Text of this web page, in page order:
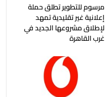
مرسوم للتطوير تطلق حملة
إعلانية غير تقليدية تمهد
لإطلاق مشروعها الجديد في
غرب القاهرة